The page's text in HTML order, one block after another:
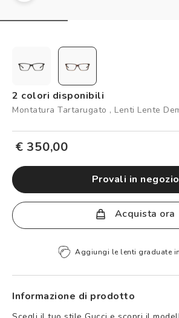
Controllo visivo
Logout
2 colori disponibili
Montatura Tartarugato , Lenti Lente
€ 350,00
provali in negozio
Acquista ora
Aggiungi le lenti graduate
Informazione di prodotto